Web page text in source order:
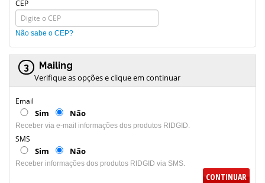
CEP
Não sabe o CEP?
3 Mailing
Verifique as opções e clique em continuar
Email
Sim Não
Receber via e-mail informações dos produtos RIDGID.
SMS
Sim Não
Receber informações dos produtos RIDGID via SMS.
CONTINUAR